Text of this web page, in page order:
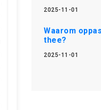
2025-11-01
Waarom
thee?
2025-11-01